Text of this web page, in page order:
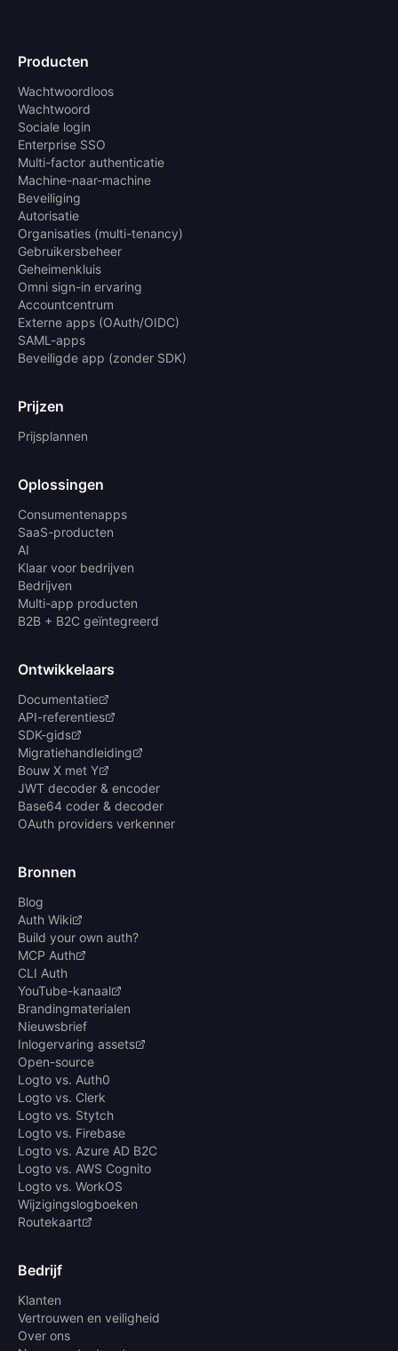
Producten
Wachtwoordloos
Wachtwoord
Sociale login
Enterprise SSO
Multi-factor authenticatie
Machine-naar-machine
Beveiliging
Autorisatie
Organisaties (multi-tenancy)
Gebruikersbeheer
Geheimenkluis
Omni sign-in ervaring
Accountcentrum
Externe apps (OAuth/OIDC)
SAML-apps
Beveiligde app (zonder SDK)
Prijzen
Prijsplannen
Oplossingen
Consumentenapps
SaaS-producten
AI
Klaar voor bedrijven
Bedrijven
Multi-app producten
B2B + B2C geïntegreerd
Ontwikkelaars
Documentatie
API-referenties
SDK-gids
Migratiehandleiding
Bouw X met Y
JWT decoder & encoder
Base64 coder & decoder
OAuth providers verkenner
Bronnen
Blog
Auth Wiki
Build your own auth?
MCP Auth
CLI Auth
YouTube-kanaal
Brandingmaterialen
Nieuwsbrief
Inlogervaring assets
Open-source
Logto vs. Auth0
Logto vs. Clerk
Logto vs. Stytch
Logto vs. Firebase
Logto vs. Azure AD B2C
Logto vs. AWS Cognito
Logto vs. WorkOS
Wijzigingslogboeken
Routekaart
Bedrijf
Klanten
Vertrouwen en veiligheid
Over ons